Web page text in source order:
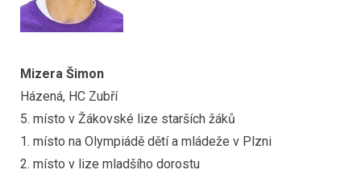
Mizera Šimon
Házená, HC Zubří
5. místo v Žákovské lize starších žáků
1. místo na Olympiádě dětí a mládeže v Plzni
2. místo v lize mladšího dorostu